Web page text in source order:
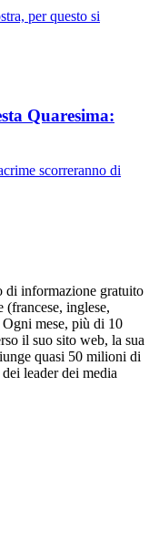
per questo si
Quaresima:
scorreranno di
di informazione gratuito
inglese,
mese, più di 10
il suo sito web, la sua
quasi 50 milioni di
leader dei media